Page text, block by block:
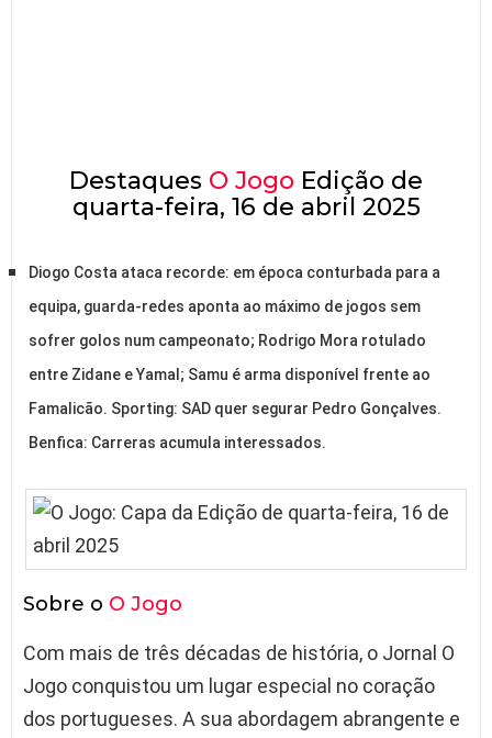
Destaques O Jogo Edição de
quarta-feira, 16 de abril 2025
Diogo Costa ataca recorde: em época conturbada para a
equipa, guarda-redes aponta ao máximo de jogos sem
sofrer golos num campeonato; Rodrigo Mora rotulado
entre Zidane e Yamal; Samu é arma disponível frente ao
Famalicão. Sporting: SAD quer segurar Pedro Gonçalves.
Benfica: Carreras acumula interessados.
Sobre o O Jogo
Com mais de três décadas de história, o Jornal O
Jogo conquistou um lugar especial no coração
dos portugueses. A sua abordagem abrangente e